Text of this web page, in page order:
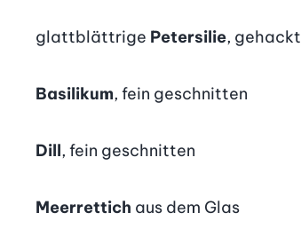
glattblättrige Petersilie, gehackt
Basilikum, fein geschnitten
Dill, fein geschnitten
Meerrettich aus dem Glas